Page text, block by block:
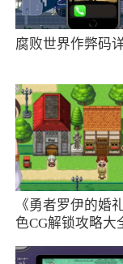
4、七彩相
七彩相机软件
最美的自己，
5、七彩相
具，能拍摄出
阳相机、质感
件里还有最新
素材资源供你
腐败世界作弊码
《勇者罗伊的婚
色CG解锁攻略大